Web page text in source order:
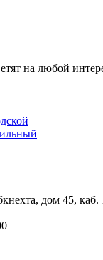
на любой
дом 45, каб.